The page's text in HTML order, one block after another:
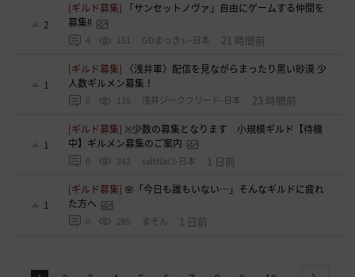
2
[ギルド募集]
「サンセットノヴァ」自由にゲームする仲間を
募集‼️
4 151 GDまっきぃ-日本 21 時間前
1
[ギルド募集]
〈浅井軍〉配信を見ながらまったり黒い砂漠 少
人数ギルメン募集！
0 135 浅井ジークフリード-日本 23 時間前
1
[ギルド募集] ※少数の募集となります 小規模ギルド【待機
中】ギルメン募集のご案内
0 242 saltNaCl-日本 1 日前
1
[ギルド募集] 🌸「今日も誰もいない…」そんなギルドに疲れ
た方へ
0 285 まそん 1 日前